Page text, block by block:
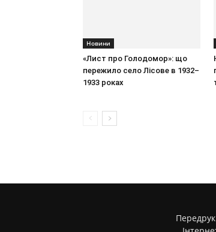
Новини
«Лист про Голодомор»: що
пережило село Лісове в 1932–
1933 роках